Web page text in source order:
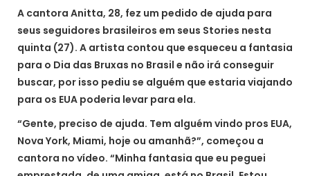
A cantora Anitta, 28, fez um pedido de ajuda para
seus seguidores brasileiros em seus Stories nesta
quinta (27). A artista contou que esqueceu a fantasia
para o Dia das Bruxas no Brasil e não irá conseguir
buscar, por isso pediu se alguém que estaria viajando
para os EUA poderia levar para ela.
“Gente, preciso de ajuda. Tem alguém vindo pros EUA,
Nova York, Miami, hoje ou amanhã?”, começou a
cantora no vídeo. “Minha fantasia que eu peguei